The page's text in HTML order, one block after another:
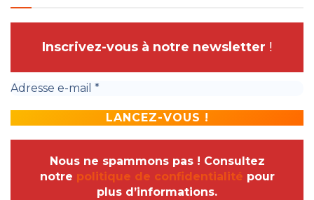
Inscrivez-vous à notre newsletter !
Nous ne spammons pas ! Consultez
notre politique de confidentialité pour
plus d’informations.